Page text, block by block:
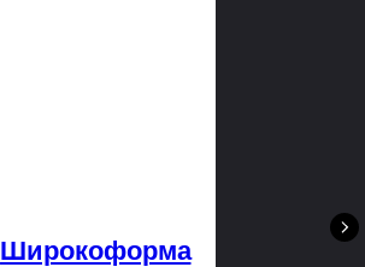
Широкоформа